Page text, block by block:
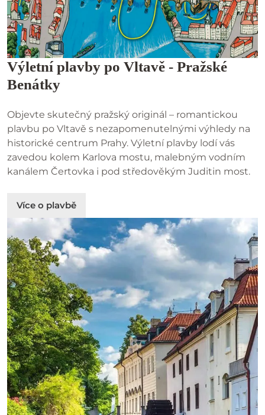
Výletní plavby po Vltavě - Pražské
Benátky
Objevte skutečný pražský originál – romantickou
plavbu po Vltavě s nezapomenutelnými výhledy na
historické centrum Prahy. Výletní plavby lodí vás
zavedou kolem Karlova mostu, malebným vodním
kanálem Čertovka i pod středověkým Juditin most.
Více o plavbě